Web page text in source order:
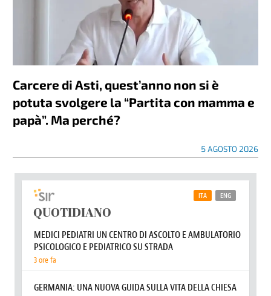
Carcere di Asti, quest’anno non si è
potuta svolgere la “Partita con mamma e
papà”. Ma perché?
5 AGOSTO 2026